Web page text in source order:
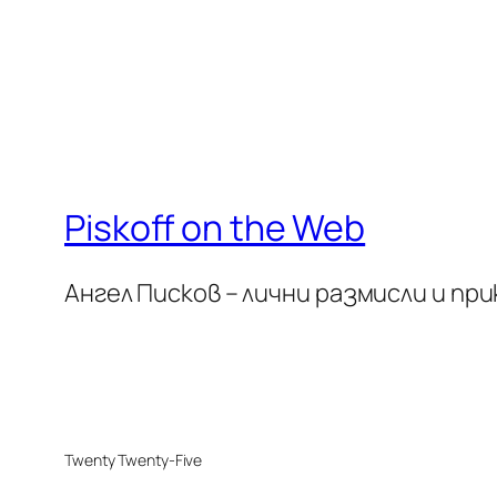
Piskoff on the Web
Ангел Писков – лични размисли и
Twenty Twenty-Five